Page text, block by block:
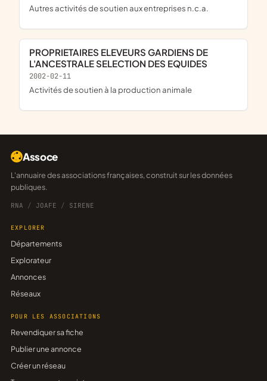
Autres activités de soutien aux entreprises n.c.a.
PROPRIETAIRES ELEVEURS GARDIENS DE
L'ANCESTRALE SELECTION DES EQUIDES
2002-02-11
Activités de soutien à la production animale
Assoce
L'annuaire des associations françaises, construit sur les données
publiques.
RNA / JOAFE / SIRENE
EXPLORER
Départements
Explorateur
Annonces
Réseaux
POUR LES ASSOCIATIONS
Revendiquer sa fiche
Publier une annonce
Créer un réseau